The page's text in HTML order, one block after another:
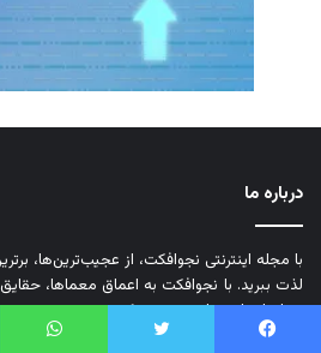
درباره ما
با مجله اینترنتی نجوافکت، از عجیب‌ترین‌ها،
لذت ببرید. با نجوافکت به اعماق معماها،
جهان انسان و طبیعت سفر کنید.